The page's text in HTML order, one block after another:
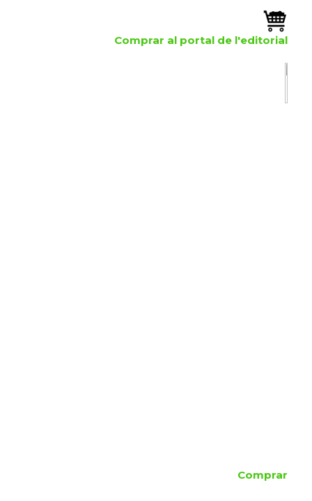
Comprar al portal de l'editorial
Comprar